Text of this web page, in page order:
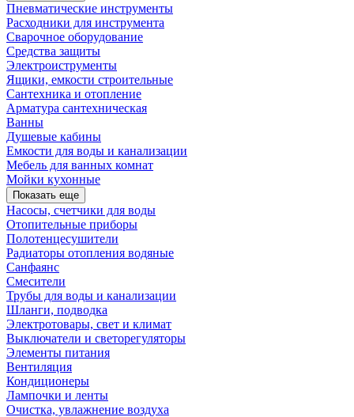
Пневматические инструменты
Расходники для инструмента
Сварочное оборудование
Средства защиты
Электроиструменты
Ящики, емкости строительные
Сантехника и отопление
Арматура сантехническая
Ванны
Душевые кабины
Емкости для воды и канализации
Мебель для ванных комнат
Мойки кухонные
Показать еще
Насосы, счетчики для воды
Отопительные приборы
Полотенцесушители
Радиаторы отопления водяные
Санфаянс
Смесители
Трубы для воды и канализации
Шланги, подводка
Электротовары, свет и климат
Выключатели и светорегуляторы
Элементы питания
Вентиляция
Кондиционеры
Лампочки и ленты
Очистка, увлажнение воздуха